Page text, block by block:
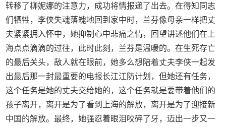
转移了柳妮娜的注意力，成功将情报递了出去。在得知同志
们牺牲，李侠失魂落魄地回到家中时，兰芬像母亲一样把丈
夫紧紧拥入怀中，她抑制心中悲痛之情，回望讲述他们在上
海点点滴滴的过往，此时此刻，兰芬是温暖的。在生死存亡
的最后关头，敌人就在眼前，她多么想陪着丈夫李侠一起发
出最后那一封最重要的电报长江江防计划，但她还有任务，
这个任务是她的丈夫交给她的，这个任务就是要带着他们的
孩子离开，离开是为了看到上海的解放，离开是为了迎接新
中国的解放。最终，她强忍着眼泪咬碎了牙，迈出一步又一